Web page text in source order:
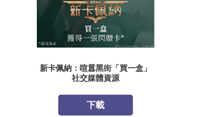
新卡佩納：喧囂黑街「買一盒」
社交媒體資源
下載